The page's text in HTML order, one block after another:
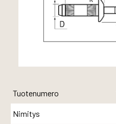
Tuotenumero
Nimitys